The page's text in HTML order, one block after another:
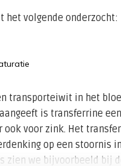
het volgende onderzocht:
transporteiwit in het
is transferrine
ook voor zink. Het
op een stoornis
zien we bijvoorbeeld bij